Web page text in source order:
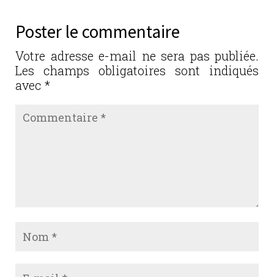
Poster le commentaire
Votre adresse e-mail ne sera pas publiée.
Les champs obligatoires sont indiqués
avec *